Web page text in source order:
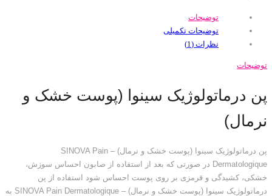
توضیحات
توضیحات تکمیلی
نظرات (1)
توضیحات
پن درماتولوژیک سینوا (پوست خشک و
نرمال)
پن درماتولوژیک سینوا (پوست خشک و نرمال) – SINOVA Pain
Dermatologique در صورتی که بعد از استفاده از صابون احساس سوزش،
خشکی، کشیدگی و قرمزی بر روی پوست احساس شود استفاده از پن
درماتولوژیک سینوا (پوست خشک و نرمال) – SINOVA Pain Dermatologique به